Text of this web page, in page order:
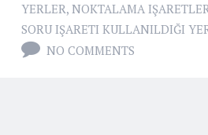
YERLER, NOKTALAMA
SORU IŞARETI KULLANILDIĞI
NO COMMENTS